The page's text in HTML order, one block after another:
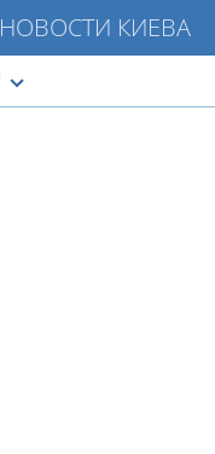
НОВОСТИ КИЕВА